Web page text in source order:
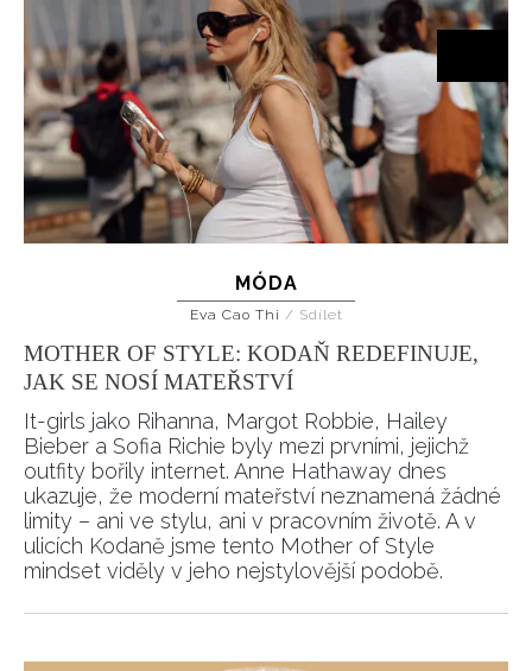
MÓDA
Eva Cao Thi / Sdílet
MOTHER OF STYLE: KODAŇ REDEFINUJE,
JAK SE NOSÍ MATEŘSTVÍ
It-girls jako Rihanna, Margot Robbie, Hailey
Bieber a Sofia Richie byly mezi prvními, jejichž
outfity bořily internet. Anne Hathaway dnes
ukazuje, že moderní mateřství neznamená žádné
limity – ani ve stylu, ani v pracovním životě. A v
ulicích Kodaně jsme tento Mother of Style
mindset viděly v jeho nejstylovější podobě.